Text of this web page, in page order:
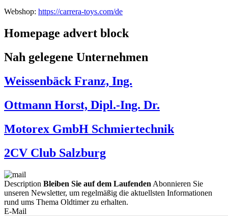
Webshop: https://carrera-toys.com/de
Homepage advert block
Nah gelegene Unternehmen
Weissenbäck Franz, Ing.
Ottmann Horst, Dipl.-Ing. Dr.
Motorex GmbH Schmiertechnik
2CV Club Salzburg
Description Bleiben Sie auf dem Laufenden Abonnieren Sie
unseren Newsletter, um regelmäßig die aktuellsten Informationen
rund ums Thema Oldtimer zu erhalten.
E-Mail